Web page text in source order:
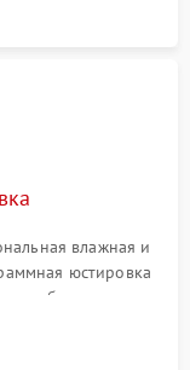
влажная и
юстировка
стабилизатора и
ПО.